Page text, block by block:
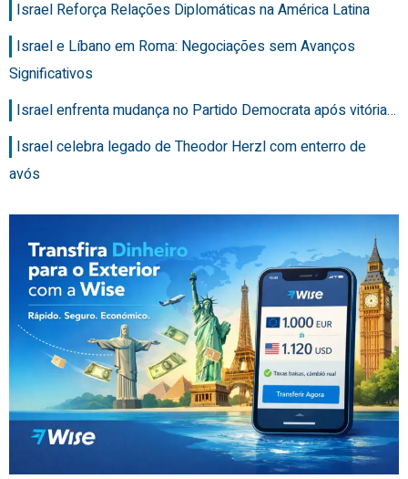
Israel Reforça Relações Diplomáticas na América Latina
Israel e Líbano em Roma: Negociações sem Avanços
Significativos
Israel enfrenta mudança no Partido Democrata após vitória…
Israel celebra legado de Theodor Herzl com enterro de
avós